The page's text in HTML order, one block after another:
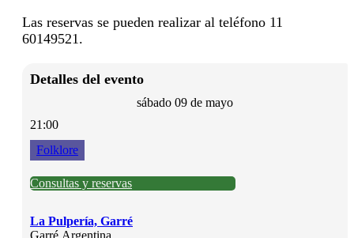
Las reservas se pueden realizar al teléfono 11
60149521.
Detalles del evento
sábado 09 de mayo
21:00
Folklore
Consultas y reservas
La Pulpería, Garré
Garré Argentina